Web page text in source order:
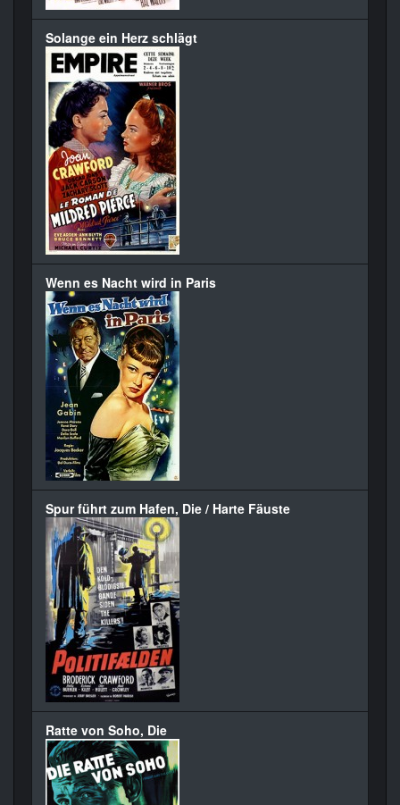
Solange ein Herz schlägt
Wenn es Nacht wird in Paris
Spur führt zum Hafen, Die / Harte Fäuste
Ratte von Soho, Die